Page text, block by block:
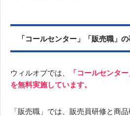
「コールセンター」「販売職」
ウィルオブでは、
「コールセンタ
を無料実施しています。
「販売職」では、販売員研修と商